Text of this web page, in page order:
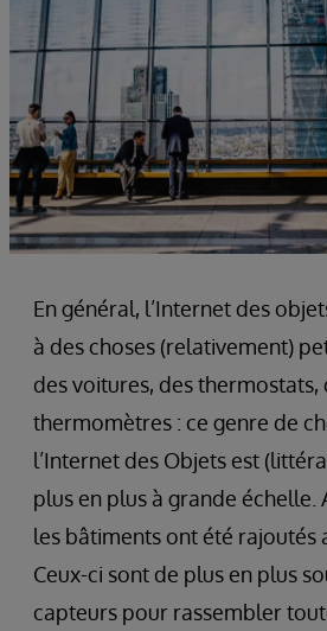
En général, l’Internet des
à des choses (relativement)
des voitures, des thermostats,
thermomètres : ce genre de
l’Internet des Objets est
plus en plus à grande échelle.
les bâtiments ont été rajoutés
Ceux-ci sont de plus en plus
capteurs pour rassembler